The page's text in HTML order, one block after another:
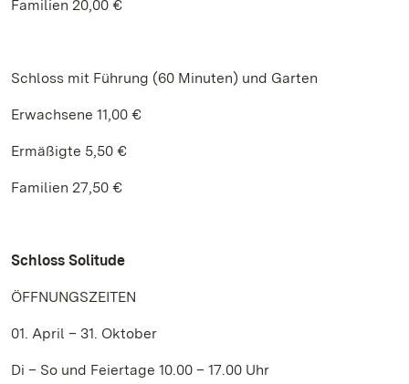
Familien 20,00 €
Schloss mit Führung (60 Minuten) und Garten
Erwachsene 11,00 €
Ermäßigte 5,50 €
Familien 27,50 €
Schloss Solitude
ÖFFNUNGSZEITEN
01. April – 31. Oktober
Di – So und Feiertage 10.00 – 17.00 Uhr